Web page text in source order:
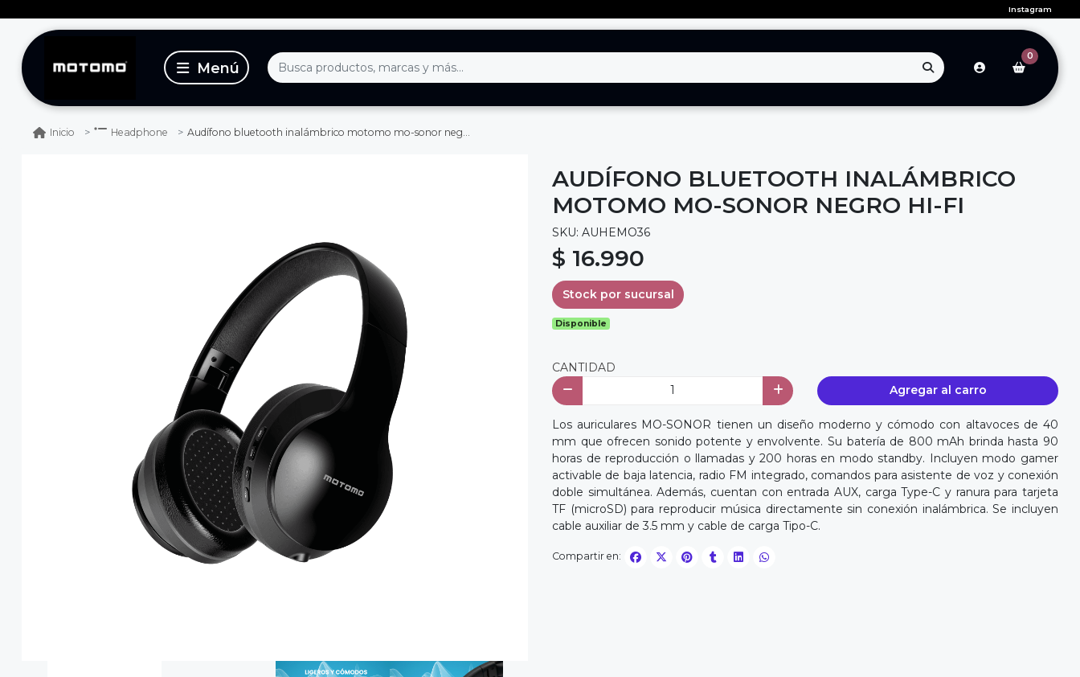
Instagram
0
Inicio Headphone Audífono bluetooth inalámbrico motomo mo-sonor negro hi-fi
AUDÍFONO BLUETOOTH INALÁMBRICO
MOTOMO MO-SONOR NEGRO HI-FI
SKU: AUHEMO36
$ 16.990
Stock por sucursal
Disponible
CANTIDAD
Agregar al carro
Los auriculares MO-SONOR tienen un diseño moderno y cómodo con altavoces de 40
mm que ofrecen sonido potente y envolvente. Su batería de 800 mAh brinda hasta 90
horas de reproducción o llamadas y 200 horas en modo standby. Incluyen modo gamer
activable de baja latencia, radio FM integrado, comandos para asistente de voz y conexión
doble simultánea. Además, cuentan con entrada AUX, carga Type-C y ranura para tarjeta
TF (microSD) para reproducir música directamente sin conexión inalámbrica. Se incluyen
cable auxiliar de 3.5 mm y cable de carga Tipo-C.
Compartir en: